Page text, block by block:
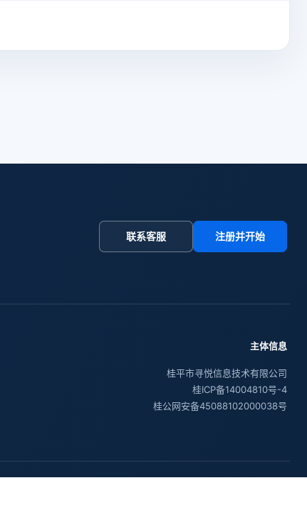
联系客服 注册并开始
主体信息
桂平市寻悦信息技术有限公司
桂ICP备14004810号-4
桂公网安备45088102000038号